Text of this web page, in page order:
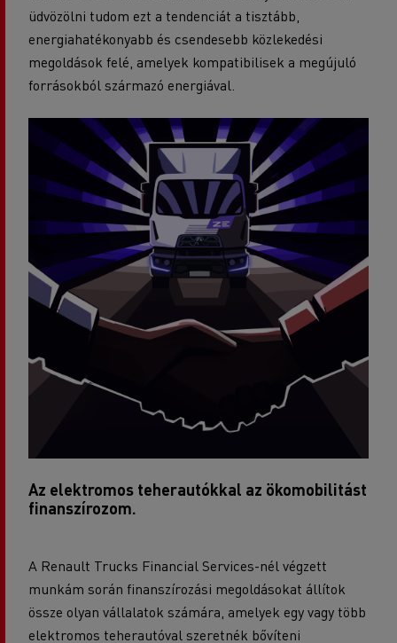
üdvözölni tudom ezt a tendenciát a tisztább,
energiahatékonyabb és csendesebb közlekedési
megoldások felé, amelyek kompatibilisek a megújuló
forrásokból származó energiával.
Az elektromos teherautókkal az ökomobilitást
finanszírozom.
A Renault Trucks Financial Services-nél végzett
munkám során finanszírozási megoldásokat állítok
össze olyan vállalatok számára, amelyek egy vagy több
elektromos teherautóval szeretnék bővíteni